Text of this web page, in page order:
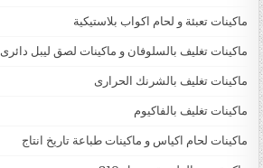
ماكينات تعبئة و لحام اكواب بلاستيكية
ماكينات تغليف بالسلوفان و ماكينات لصق ليبل دائرى
ماكينات تغليف بالشرنك الحرارى
ماكينات تغليف بالفاكيوم
ماكينات لحام اكياس و ماكينات طباعة تاريخ انتاج